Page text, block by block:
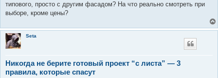
типового, просто с другим фасадом? На что реально смотреть при
выборе, кроме цены?
Seta
Никогда не берите готовый проект “с листа” — 3
правила, которые спасут